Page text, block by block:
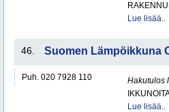
Lue lisää..
46. Suomen Lämpöikkuna
Puh. 020 7928 110
Hakutulos
Lue lisää..